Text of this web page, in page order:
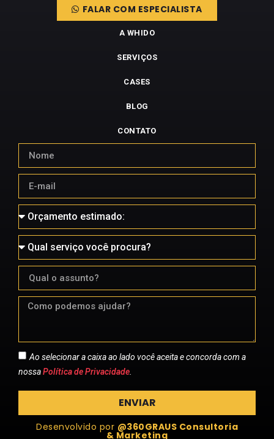
FALAR COM ESPECIALISTA
A WHIDO
SERVIÇOS
CASES
BLOG
CONTATO
Ao selecionar a caixa ao lado você aceita e concorda com a
nossaPolítica de Privacidade
ENVIAR
Desenvolvido por @360GRAUS Consultoria
& Marketing